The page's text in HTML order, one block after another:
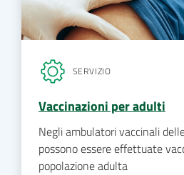
SERVIZIO
Vaccinazioni per adulti
Negli ambulatori vaccinali
possono essere effettuate
popolazione adulta